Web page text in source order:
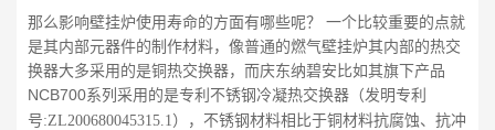
那么影响壁挂炉使用寿命的方面有哪些呢？ 一个比较重要的点就
是其内部元器件的制作材料，像普通的燃气壁挂炉其内部的热交
换器大多采用的是铜热交换器，而庆东纳碧安比如其旗下产品
NCB700系列采用的是专利不锈钢 冷凝热交换器 （发明专利
号:ZL200680045315.1）
，不锈钢材料相比于铜材料抗腐蚀、抗冲